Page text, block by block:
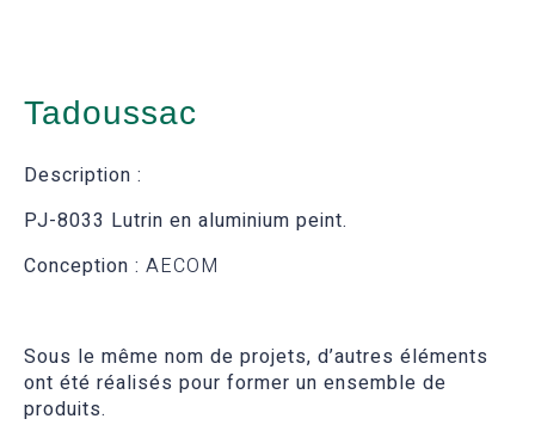
Tadoussac
Description :
PJ-8033 Lutrin en aluminium peint.
Conception : AECOM
Sous le même nom de projets, d’autres éléments
ont été réalisés pour former un ensemble de
produits.